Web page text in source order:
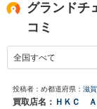
グランドチ
コミ
投稿者：め都道府県： 滋
買取店名： ＨＫＣ